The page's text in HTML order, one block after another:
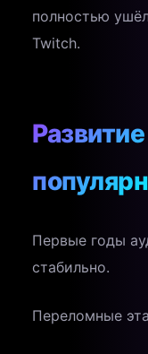
полностью
Twitch.
Первые годы
стабильно.
Переломные